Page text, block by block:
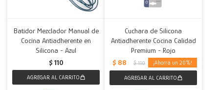
Batidor Mezclador Manual de
Cocina Antiadherente en
Silicona - Azul
$ 110
Cuchara de Silicona
Antiadherente Cocina Calidad
Premium - Rojo
$ 88 $ 110 20